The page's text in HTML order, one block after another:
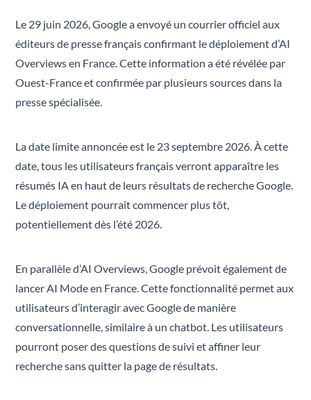
Le 29 juin 2026, Google a envoyé un courrier officiel aux
éditeurs de presse français confirmant le déploiement d’AI
Overviews en France. Cette information a été révélée par
Ouest-France et confirmée par plusieurs sources dans la
presse spécialisée.
La date limite annoncée est le 23 septembre 2026. À cette
date, tous les utilisateurs français verront apparaître les
résumés IA en haut de leurs résultats de recherche Google.
Le déploiement pourrait commencer plus tôt,
potentiellement dès l’été 2026.
En parallèle d’AI Overviews, Google prévoit également de
lancer AI Mode en France. Cette fonctionnalité permet aux
utilisateurs d’interagir avec Google de manière
conversationnelle, similaire à un chatbot. Les utilisateurs
pourront poser des questions de suivi et affiner leur
recherche sans quitter la page de résultats.